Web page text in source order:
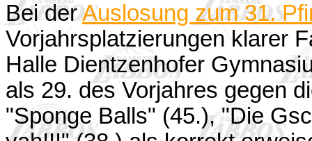
Bei derAuslosung zum 31.
Vorjahrsplatzierungen klarer
Halle Dientzenhofer
als 29. des Vorjahres gegen
"Sponge Balls" (45.), "Die